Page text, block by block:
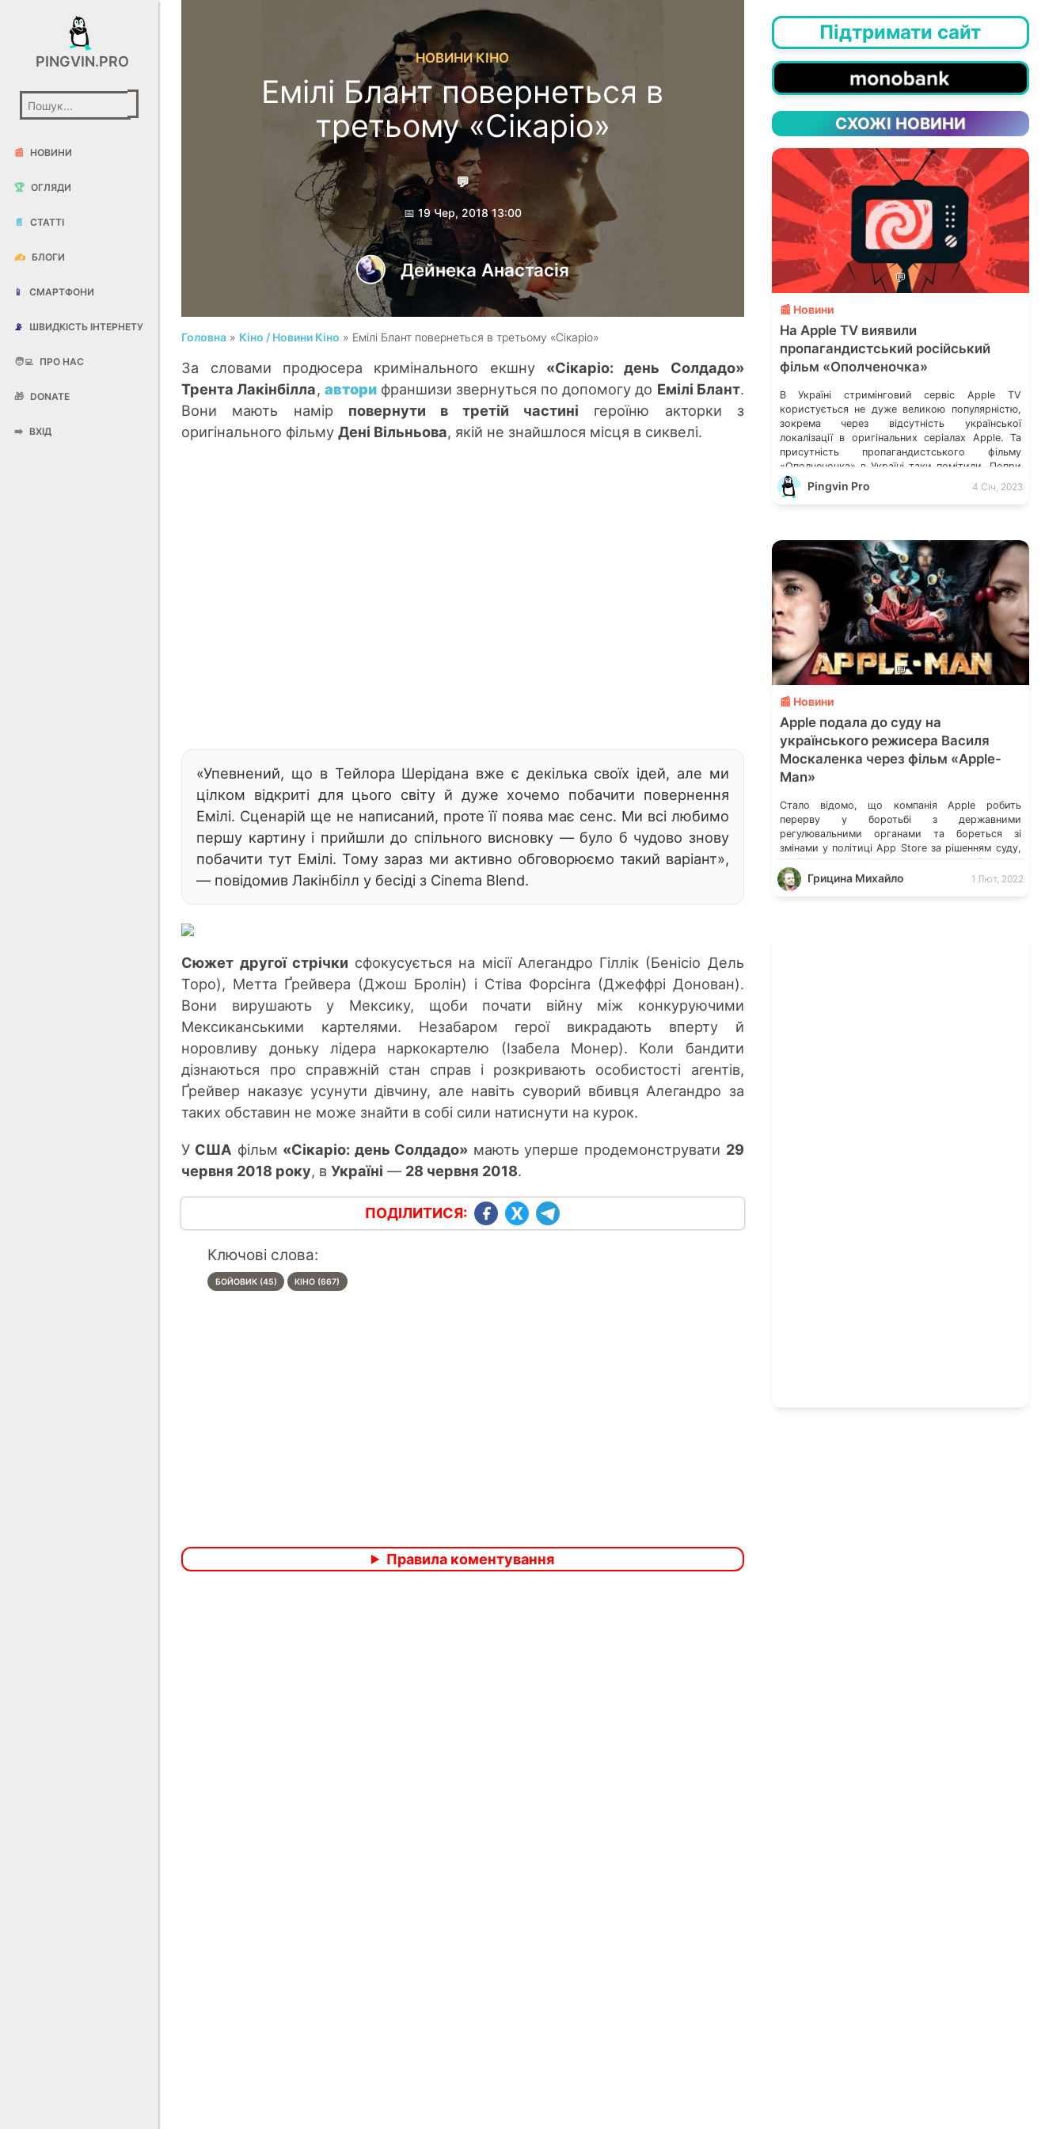
PINGVIN.PRO
📰 НОВИНИ
🏆 ОГЛЯДИ
📄 СТАТТІ
✍️ БЛОГИ
📱 СМАРТФОНИ
📡 ШВИДКІСТЬ ІНТЕРНЕТУ
🧑‍💻 ПРО НАС
🎁 DONATE
➡️ ВХІД
НОВИНИ КІНО
Емілі Блант повернеться в
третьому «Сікаріо»
💬
📅 19 Чер, 2018 13:00
Дейнека Анастасiя
Головна » Кіно / Новини Кіно » Емілі Блант повернеться в третьому «Сікаріо»
За словами продюсера кримінального екшну «Сікаріо: день Солдадо»
Трента Лакінбілла, авторифраншизи звернуться подопомогу до Емілі Блант.
Вони мають намір повернути в третій частині героїню акторки з
оригінального фільмуДені Вільньова, якій не знайшлося місця в сиквелі.
«Упевнений, що в Тейлора Шерідана вже є декілька своїх ідей, але ми
цілком відкриті для цього світу й дуже хочемо побачити повернення
Емілі. Сценарій ще не написаний, проте її поява має сенс. Ми всі любимо
першу картину і прийшли до спільного висновку — було б чудово знову
побачити тут Емілі. Тому зараз ми активно обговорюємо такий варіант»,
— повідомив Лакінбілл у бесіді з Cinema Blend.
Сюжет другої стрічки сфокусується на місії Алегандро Гіллік (Бенісіо Дель
Торо), Метта Ґрейвера (Джош Бролін) і Стіва Форсінга (Джеффрі Донован).
Вони вирушають у Мексику, щоби почати війну між конкуруючими
Мексиканськими картелями. Незабаром герої викрадають вперту й
норовливу доньку лідера наркокартелю (Ізабела Монер). Коли бандити
дізнаються про справжній стан справ і розкривають особистості агентів,
Ґрейвер наказує усунути дівчину, але навіть суворий вбивця Алегандро за
таких обставин не може знайти в собі сили натиснути на курок.
У США фільм «Сікаріо: день Солдадо» мають уперше продемонструвати 29
червня 2018 року, вУкраїні — 28 червня 2018.
ПОДІЛИТИСЯ:
Ключові слова:
БОЙОВИК (45) КІНО (667)
Правила коментування
Підтримати сайт
СХОЖІ НОВИНИ
💬
📰 Новини
На Apple TV виявили
пропагандистський російський
фільм «Ополченочка»
В Україні стримінговий сервіс Apple TV
користується не дуже великою популярністю,
зокрема через відсутність української
локалізації в оригінальних серіалах Apple. Та
присутність пропагандистського фільму
«Ополченочка» в Україні таки помітили. Попри
те, що це кіно лайно доступне лише в низці
країн, у багатьох інтернет-користувачів сам
Pingvin Pro 4 Січ, 2023
💬
📰 Новини
Apple подала до суду на
українського режисера Василя
Москаленка через фільм «Apple-
Man»
Стало відомо, що компанія Apple робить
перерву у боротьбі з державними
регулювальними органами та бореться зі
змінами у політиці App Store за рішенням суду,
щоб подати власний позов проти українського
кінорежисера Василя Москаленка, який
написав сценарій та, за підтримки Kickstarter,
Грицина Михайло 1 Лют, 2022